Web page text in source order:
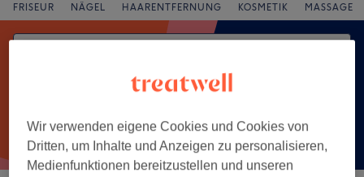
FRISEUR NÄGEL HAARENTFERNUNG KOSMETIK MASSAGE
Wir verwenden eigene Cookies und Cookies von
Dritten, um Inhalte und Anzeigen zu personalisieren,
Medienfunktionen bereitzustellen und unseren